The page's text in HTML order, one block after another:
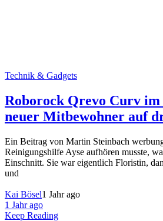
Technik & Gadgets
Roborock Qrevo Curv im
neuer Mitbewohner auf
Ein Beitrag von Martin Steinbach
Reinigungshilfe Ayse aufhören musste,
Einschnitt. Sie war eigentlich Floristin,
und
Kai Bösel1 Jahr ago
1 Jahr ago
Keep Reading